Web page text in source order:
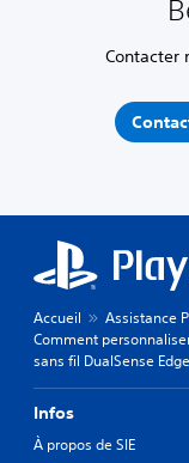
Contacter
Accueil Assistance
Comment
sans fil DualSense
Infos
À propos de SIE